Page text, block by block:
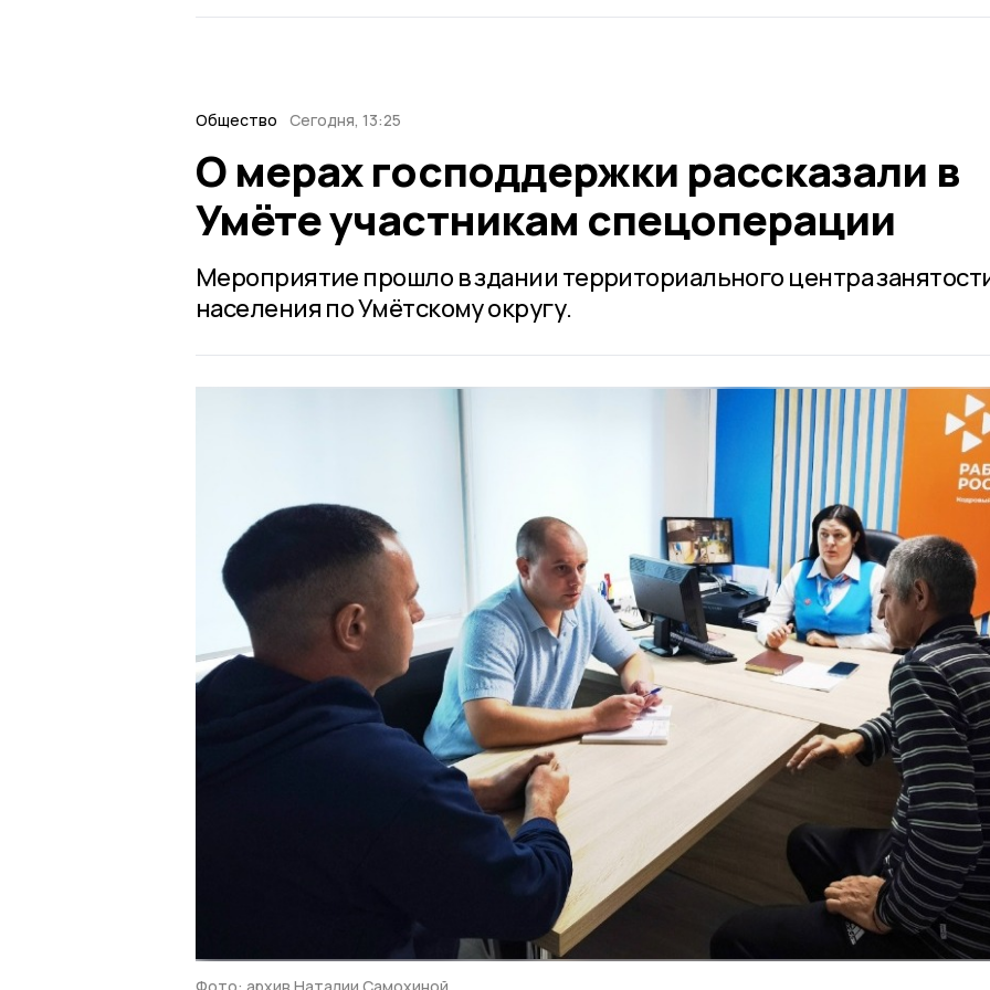
Общество Сегодня, 13:25
О мерах господдержки рассказали в
Умёте участникам спецоперации
Мероприятие прошло в здании территориального центра
населения по Умётскому округу.
Фото: архив Наталии Самохиной